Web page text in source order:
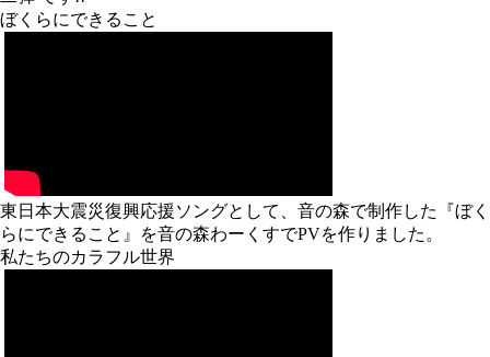
ぼくらにできること
東日本大震災復興応援ソングとして、音の森で制作した『ぼく
らにできること』を音の森わーくすでPVを作りました。
私たちのカラフル世界